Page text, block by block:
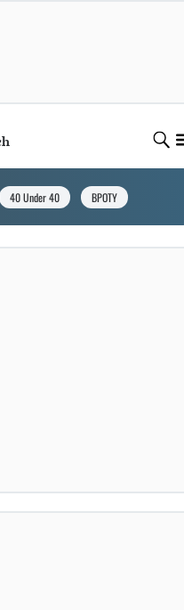
40 Under 40 BPOTY